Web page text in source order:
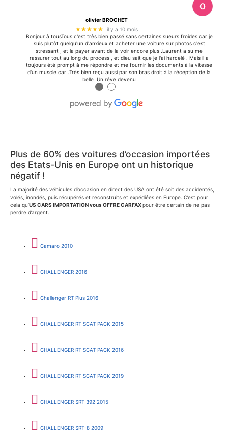
olivier BROCHET
★★★★★
il y a 10 mois
Bonjour à tousTous c'est très bien passé sans certaines sueurs froides car je
suis plutôt quelqu'un d'anxieux et acheter une voiture sur photos c'est
stressant , et la payer avant de la voir encore plus .Laurent a su me
rassurer tout au long du process , et dieu sait que je l'ai harcelé . Mais il a
toujours été prompt à me répondre et me fournir les documents à la vitesse
d'un muscle car .Très bien reçu aussi par son bras droit à la réception de la
belle .Un rêve devenu
● ●
Plus de 60% des voitures d’occasion importées
des Etats-Unis en Europe ont un historique
négatif !
La majorité des véhicules d’occasion en direct des USA ont été soit des accidentés,
volés, inondés, puis récupérés et reconstruits et expédiées en Europe. C’est pour
cela qu’US CARS IMPORTATION vous OFFRE CARFAXpour être certain de ne pas
perdre d’argent.
Camaro 2010
CHALLENGER 2016
Challenger RT Plus 2016
CHALLENGER RT SCAT PACK 2015
CHALLENGER RT SCAT PACK 2016
CHALLENGER RT SCAT PACK 2019
CHALLENGER SRT 392 2015
CHALLENGER SRT-8 2009